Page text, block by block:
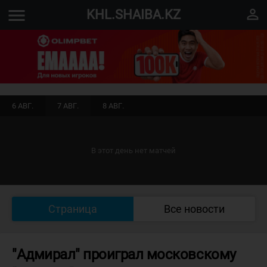
menu KHL.SHAIBA.KZ perm_identity
6 АВГ. 7 АВГ. 8 АВГ.
В этот день нет матчей
Страница Все новости
"Адмирал" проиграл московскому